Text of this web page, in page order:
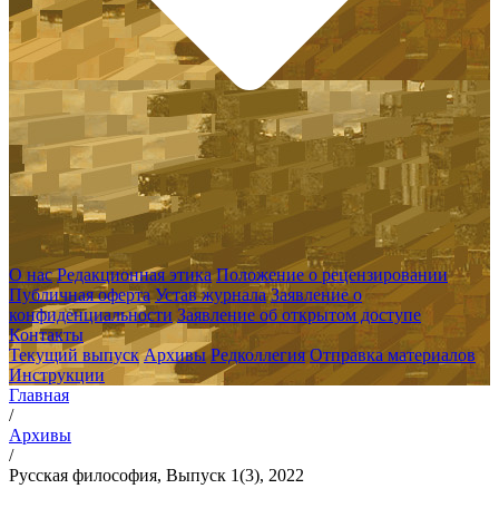
О нас Редакционная этика Положение о рецензировании
Публичная оферта Устав журнала Заявление о
конфиденциальности Заявление об открытом доступе
Контакты
Текущий выпуск Архивы Редколлегия Отправка материалов
Инструкции
Главная
/
Архивы
/
Русская философия, Выпуск 1(3), 2022